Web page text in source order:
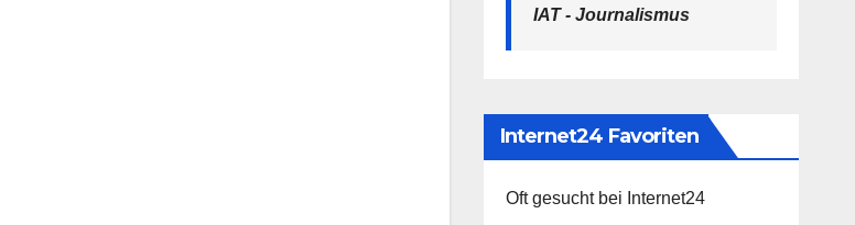
IAT - Journalismus
Internet24 Favoriten
Oft gesucht bei Internet24